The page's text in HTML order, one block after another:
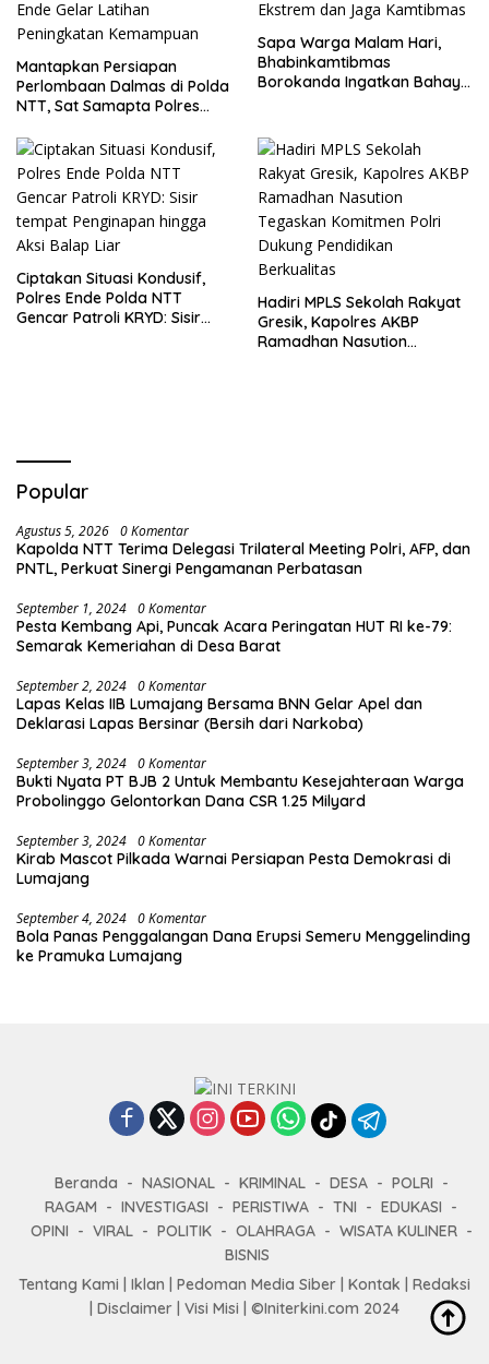
Mantapkan Persiapan
Perlombaan Dalmas di Polda
NTT, Sat Samapta Polres
Peningkatan Kemampuan
Sapa Warga Malam Hari,
Bhabinkamtibmas
Borokanda Ingatkan Bahaya
Ciptakan Situasi Kondusif,
Polres Ende Polda NTT
Gencar Patroli KRYD: Sisir
Hadiri MPLS Sekolah Rakyat
Gresik, Kapolres AKBP
Ramadhan Nasution
Popular
Agustus 5, 2026 0 Komentar
Kapolda NTT Terima Delegasi Trilateral Meeting Polri, AFP, dan
PNTL, Perkuat Sinergi Pengamanan Perbatasan
September 1, 2024 0 Komentar
Pesta Kembang Api, Puncak Acara Peringatan HUT RI ke-79:
Semarak Kemeriahan di Desa Barat
September 2, 2024 0 Komentar
Lapas Kelas IIB Lumajang Bersama BNN Gelar Apel dan
Deklarasi Lapas Bersinar (Bersih dari Narkoba)
September 3, 2024 0 Komentar
Bukti Nyata PT BJB 2 Untuk Membantu Kesejahteraan Warga
Probolinggo Gelontorkan Dana CSR 1.25 Milyard
September 3, 2024 0 Komentar
Kirab Mascot Pilkada Warnai Persiapan Pesta Demokrasi di
Lumajang
September 4, 2024 0 Komentar
Bola Panas Penggalangan Dana Erupsi Semeru Menggelinding
ke Pramuka Lumajang
Beranda NASIONAL KRIMINAL DESA
POLRI
RAGAM
INVESTIGASI PERISTIWA TNI
EDUKASI
OPINI
VIRAL POLITIK OLAHRAGA
WISATA KULINER
BISNIS
Tentang Kami
Iklan Pedoman Media Siber Kontak
Redaksi
Disclaimer Visi Misi ©Initerkini.com 2024